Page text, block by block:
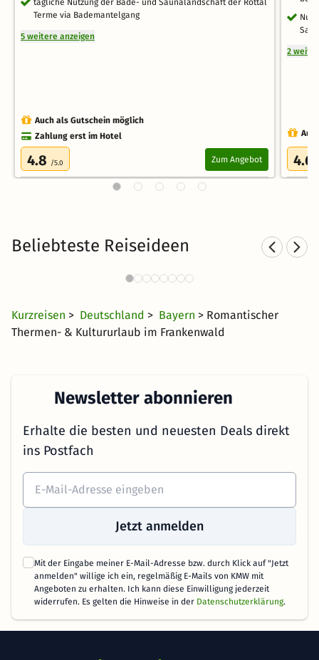
Terme via Bademantelgang
5 weitere anzeigen
Auch als Gutschein möglich
Zahlung erst im Hotel
4.8 /5.0 Zum Angebot
2
4.6
Beliebteste Reiseideen
Romantische Hotels in Franken
432 Angebote
Kurzreisen > Deutschland > Bayern > Romantischer
Thermen- & Kultururlaub im Frankenwald
Newsletter abonnieren
Erhalte die besten und neuesten Deals direkt
ins Postfach
Jetzt anmelden
Mit der Eingabe meiner E-Mail-Adresse bzw. durch Klick auf "Jetzt
anmelden" willige ich ein, regelmäßig E-Mails von KMW mit
Angeboten zu erhalten. Ich kann diese Einwilligung jederzeit
widerrufen. Es gelten die Hinweise in der Datenschutzerklärung.